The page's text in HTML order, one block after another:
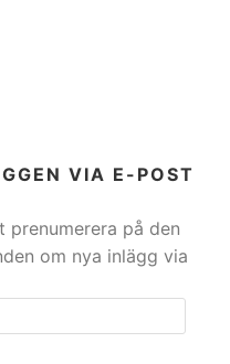
VIA E-POST
på den
om nya inlägg via